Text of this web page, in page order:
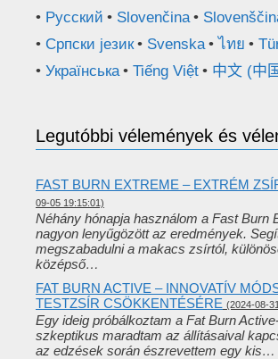
Русский
Slovenčina
Српски језик
Svenska ไทย
Українська
Tiếng Việt 中文 (中
Legutóbbi vélemények és
FAST BURN EXTREME – EXTRÉM
09-05 19:15:01)
Néhány hónapja használom a Fast Burn
nagyon lenyűgözött az eredmények.
megszabadulni a makacs zsírtól,
középső…
FAT BURN ACTIVE – INNOVATÍV
TESTZSÍR CSÖKKENTÉSÉRE (2024-08-
Egy ideig próbálkoztam a Fat Burn
szkeptikus maradtam az állításaival
az edzések során észrevettem egy kis…